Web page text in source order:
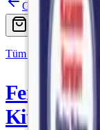
Geri
Ara
Online Satış
Tüm Yayınlar
Fenomen
Kitap